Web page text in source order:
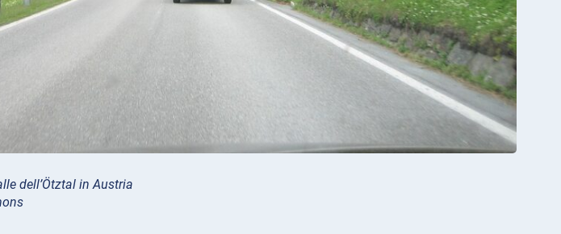
dell’Ötztal in Austria